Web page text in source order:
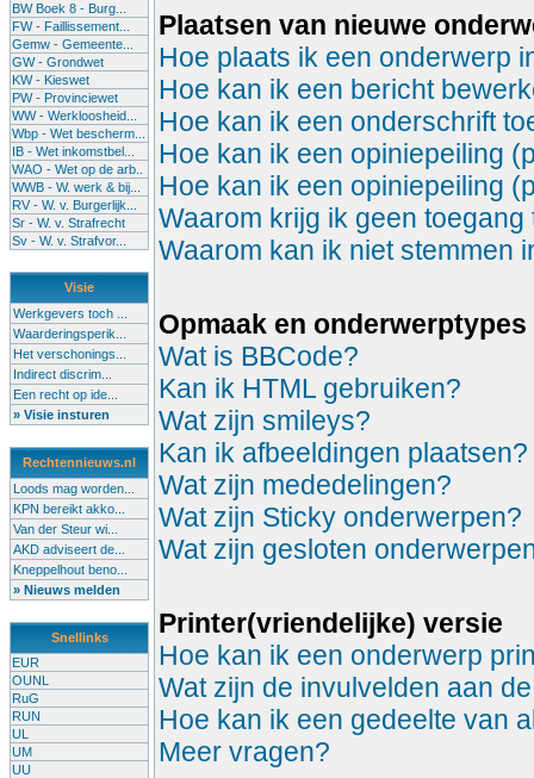
BW Boek 8 - Burg...
FW - Faillissement...
Gemw - Gemeente...
GW - Grondwet
KW - Kieswet
PW - Provinciewet
WW - Werkloosheid...
Wbp - Wet bescherm...
IB - Wet inkomstbel...
WAO - Wet op de arb..
WWB - W. werk & bij...
RV - W. v. Burgerlijk...
Sr - W. v. Strafrecht
Sv - W. v. Strafvor...
Visie
Werkgevers toch ...
Waarderingsperik...
Het verschonings...
Indirect discrim...
Een recht op ide...
» Visie insturen
Rechtennieuws.nl
Loods mag worden...
KPN bereikt akko...
Van der Steur wi...
AKD adviseert de...
Kneppelhout beno...
» Nieuws melden
Snellinks
EUR
OUNL
RuG
RUN
UL
UM
UU
Plaatsen van nieuwe
Hoe plaats ik een onderwerp
Hoe kan ik een bericht
Hoe kan ik een onderschrift
Hoe kan ik een opiniepeiling
Hoe kan ik een opiniepeiling
Waarom krijg ik geen toegang
Waarom kan ik niet stemmen
Opmaak en onderwerptypes
Wat is BBCode?
Kan ik HTML gebruiken?
Wat zijn smileys?
Kan ik afbeeldingen plaatsen?
Wat zijn mededelingen?
Wat zijn Sticky onderwerpen?
Wat zijn gesloten
Printer(vriendelijke) versie
Hoe kan ik een onderwerp
Wat zijn de invulvelden aan
Hoe kan ik een gedeelte van
Meer vragen?